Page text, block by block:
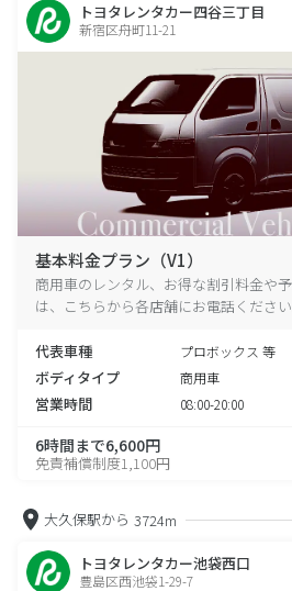
トヨタレンタカー四谷三丁目
新宿区舟町11-21
基本料金プラン（V1）
商用車のレンタル、お得な割引料金や
は、こちらから各店舗にお電話ください
代表車種 プロボックス 等
ボディタイプ 商用車
営業時間 08:00-20:00
6時間まで6,600円
免責補償制度1,100円
大久保駅から 3724m
トヨタレンタカー池袋西口
豊島区西池袋1-29-7